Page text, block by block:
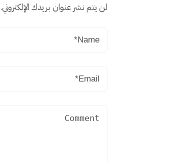
لن يتم نشر عنوان بريدك الإلكتروني.